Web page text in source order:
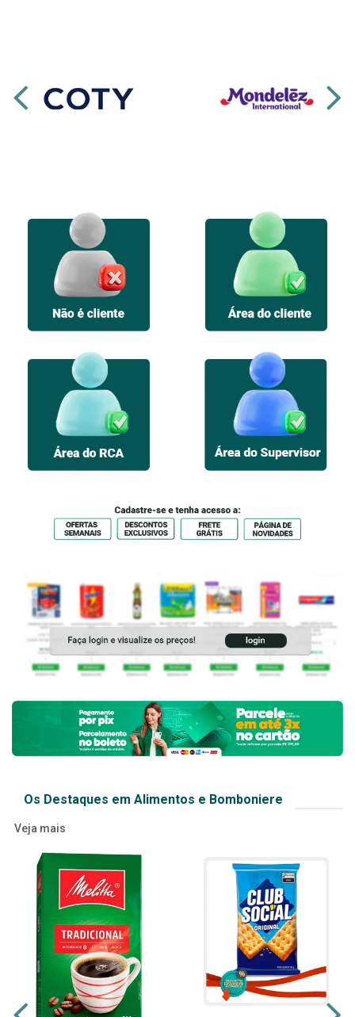
Os Destaques em Alimentos e Bomboniere
Veja mais